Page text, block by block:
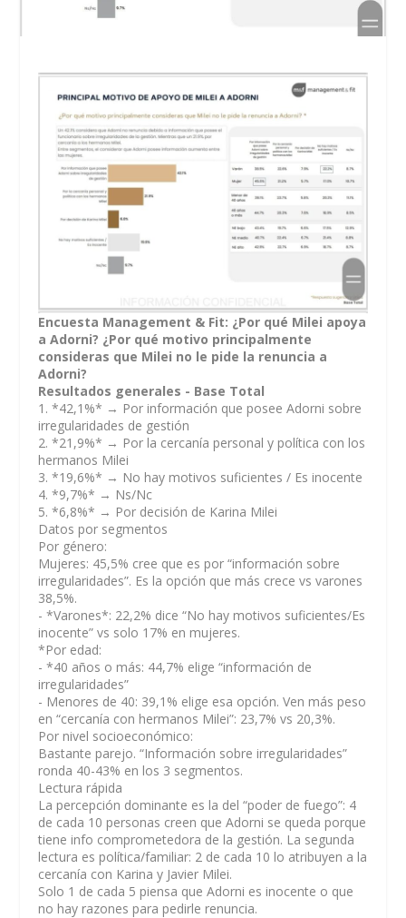
Encuesta Management & Fit: ¿Por qué Milei apoya
a Adorni? ¿Por qué motivo principalmente
consideras que Milei no le pide la renuncia a
Adorni?
Resultados generales - Base Total
1. *42,1%* → Por información que posee Adorni sobre
irregularidades de gestión
2. *21,9%* → Por la cercanía personal y política con los
hermanos Milei
3. *19,6%* → No hay motivos suficientes / Es inocente
4. *9,7%* → Ns/Nc
5. *6,8%* → Por decisión de Karina Milei
Datos por segmentos
Por género:
Mujeres: 45,5% cree que es por “información sobre
irregularidades”. Es la opción que más crece vs varones
38,5%.
- *Varones*: 22,2% dice “No hay motivos suficientes/Es
inocente” vs solo 17% en mujeres.
*Por edad:
- *40 años o más: 44,7% elige “información de
irregularidades”
- Menores de 40: 39,1% elige esa opción. Ven más peso
en “cercanía con hermanos Milei”: 23,7% vs 20,3%.
Por nivel socioeconómico:
Bastante parejo. “Información sobre irregularidades”
ronda 40-43% en los 3 segmentos.
Lectura rápida
La percepción dominante es la del “poder de fuego”: 4
de cada 10 personas creen que Adorni se queda porque
tiene info comprometedora de la gestión. La segunda
lectura es política/familiar: 2 de cada 10 lo atribuyen a la
cercanía con Karina y Javier Milei.
Solo 1 de cada 5 piensa que Adorni es inocente o que
no hay razones para pedirle renuncia.